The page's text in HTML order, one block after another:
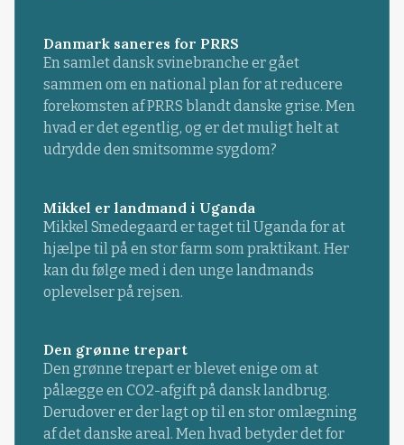
Danmark saneres for PRRS
En samlet dansk svinebranche er gået
sammen om en national plan for at reducere
forekomsten af PRRS blandt danske grise. Men
hvad er det egentlig, og er det muligt helt at
udrydde den smitsomme sygdom?
Mikkel er landmand i Uganda
Mikkel Smedegaard er taget til Uganda for at
hjælpe til på en stor farm som praktikant. Her
kan du følge med i den unge landmands
oplevelser på rejsen.
Den grønne trepart
Den grønne trepart er blevet enige om at
pålægge en CO2-afgift på dansk landbrug.
Derudover er der lagt op til en stor omlægning
af det danske areal. Men hvad betyder det for